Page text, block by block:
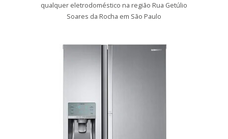
qualquer eletrodoméstico na região Rua Getúlio
Soares da Rocha em São Paulo